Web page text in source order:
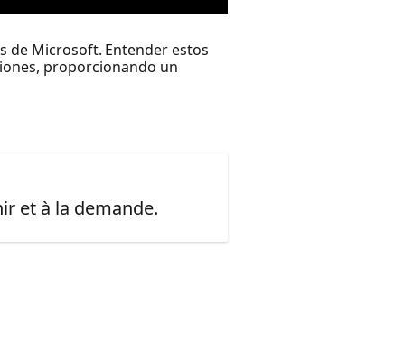
de Microsoft. Entender estos
proporcionando un
et à la demande.